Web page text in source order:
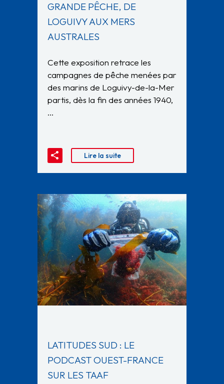
GRANDE PÊCHE, DE
LOGUIVY AUX MERS
AUSTRALES
Cette exposition retrace les
campagnes de pêche menées par
des marins de Loguivy-de-la-Mer
partis, dès la fin des années 1940,
…
Lire la suite
LATITUDES SUD : LE
PODCAST OUEST-FRANCE
SUR LES TAAF